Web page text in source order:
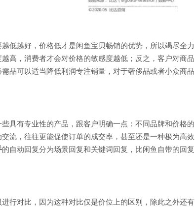
低越好，价格低才是闲鱼宝贝畅销的优势，所以竭尽全力
高，消费者才会对价格的敏感度越低；反之，客户对商品
品可以适当降低利润专注销量，对于奢侈品或者小众商品
具有专业性的产品，跟客户明确一点：不同品牌和价格的
流，往往更能促使订单的成交率，甚至还是一种极为高效
的自动回复分为场景回复和关键词回复，比闲鱼自带的回复
行对比，因为这种对比仅是价位上的区别，除此之外还有